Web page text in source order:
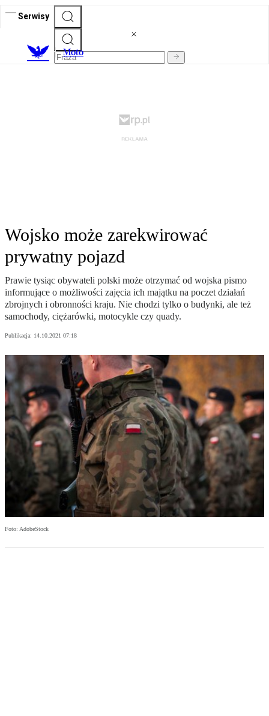
Serwisy
Moto
Wojsko może zarekwirować
prywatny pojazd
Prawie tysiąc obywateli polski może otrzymać od wojska pismo
informujące o możliwości zajęcia ich majątku na poczet działań
zbrojnych i obronności kraju. Nie chodzi tylko o budynki, ale też
samochody, ciężarówki, motocykle czy quady.
Publikacja: 14.10.2021 07:18
Foto: AdobeStock